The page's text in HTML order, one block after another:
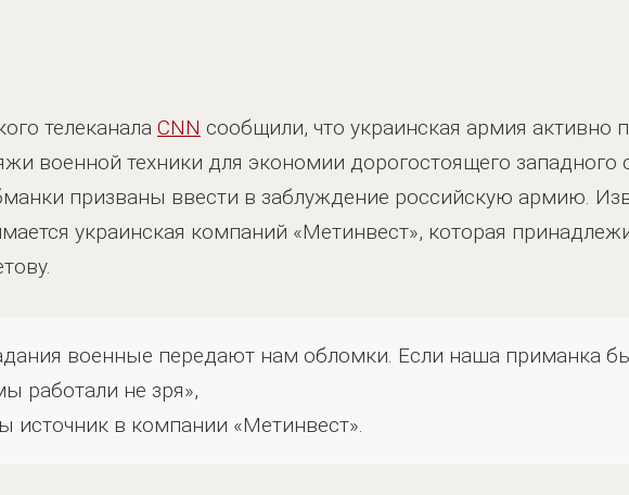
телеканала CNN сообщили, что украинская армия активно
военной техники для экономии дорогостоящего западного
призваны ввести в заблуждение российскую армию.
украинская компаний «Метинвест», которая
военные передают нам обломки. Если наша приманка
работали не зря»,
источник в компании «Метинвест».